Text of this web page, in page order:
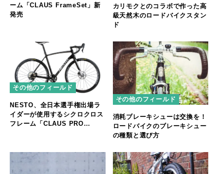
ーム「CLAUS FrameSet」新
発売
カリモクとのコラボで作った高
級天然木のロードバイクスタン
ド
その他のフィールド
NESTO、全日本選手権出場ラ
イダーが使用するシクロクロス
フレーム「CLAUS PRO
その他のフィールド
消耗ブレーキシューは交換を！
ロードバイクのブレーキシュー
の種類と選び方